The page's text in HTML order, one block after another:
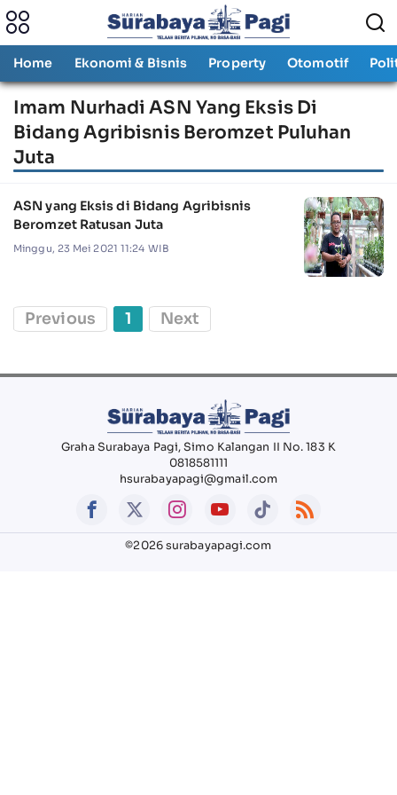
Home Ekonomi & Bisnis Property Otomotif
Imam Nurhadi ASN Yang Eksis Di
Bidang Agribisnis Beromzet Puluhan
Juta
ASN yang Eksis di Bidang Agribisnis
Beromzet Ratusan Juta
Minggu, 23 Mei 2021 11:24 WIB
Previous 1 Next
Graha Surabaya Pagi, Simo Kalangan II No. 183 K
0818581111
hsurabayapagi@gmail.com
©2026 surabayapagi.com